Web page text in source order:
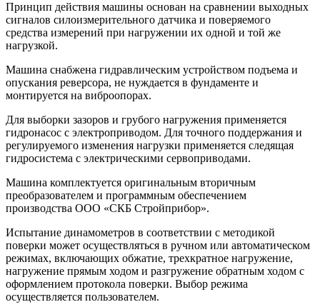
Принцип действия машины основан на сравнении выходных
сигналов силоизмерительного датчика и поверяемого
средства измерений при нагружении их одной и той же
нагрузкой.
Машина снабжена гидравлическим устройством подъема и
опускания реверсора, не нуждается в фундаменте и
монтируется на виброопорах.
Для выборки зазоров и грубого нагружения применяется
гидронасос с электроприводом. Для точного поддержания и
регулируемого изменения нагрузки применяется следящая
гидросистема с электрическими сервоприводами.
Машина комплектуется оригинальным вторичным
преобразователем и программным обеспечением
производства ООО «СКБ Стройприбор».
Испытание динамометров в соответствии с методикой
поверки может осуществляться в ручном или автоматическом
режимах, включающих обжатие, трехкратное нагружение,
нагружение прямым ходом и разгружение обратным ходом с
оформлением протокола поверки. Выбор режима
осуществляется пользователем.